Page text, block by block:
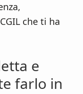
che ti ha
e
farlo in